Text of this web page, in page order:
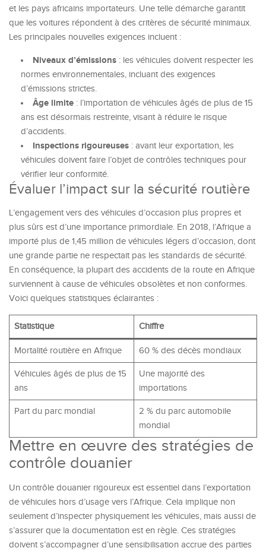
et les pays africains importateurs. Une telle démarche garantit
que les voitures répondent à des critères de sécurité minimaux.
Les principales nouvelles exigences incluent :
Niveaux d’émissions : les véhicules doivent respecter les
normes environnementales, incluant des exigences
d’émissions strictes.
Âge limite : l’importation de véhicules âgés de plus de 15
ans est désormais restreinte, visant à réduire le risque
d’accidents.
Inspections rigoureuses : avant leur exportation, les
véhicules doivent faire l’objet de contrôles techniques pour
vérifier leur conformité.
Évaluer l’impact sur la sécurité routière
L’engagement vers des véhicules d’occasion plus propres et
plus sûrs est d’une importance primordiale. En 2018, l’Afrique a
importé plus de 1,45 million de véhicules légers d’occasion, dont
une grande partie ne respectait pas les standards de sécurité.
En conséquence, la plupart des accidents de la route en Afrique
surviennent à cause de véhicules obsolètes et non conformes.
Voici quelques statistiques éclairantes :
Statistique Chiffre
Mortalité routière en Afrique 60 % des décès mondiaux
Véhicules âgés de plus de 15
ans
Une majorité des
importations
Part du parc mondial
2 % du parc automobile
mondial
Mettre en œuvre des stratégies de
contrôle douanier
Un contrôle douanier rigoureux est essentiel dans l’exportation
de véhicules hors d’usage vers l’Afrique. Cela implique non
seulement d’inspecter physiquement les véhicules, mais aussi de
s’assurer que la documentation est en règle. Ces stratégies
doivent s’accompagner d’une sensibilisation accrue des parties